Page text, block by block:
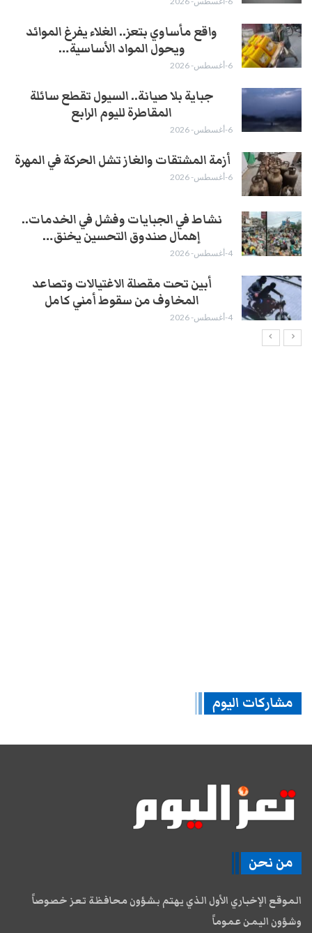
واقع مأساوي بتعز.. الغلاء يفرغ الموائد
ويحول المواد الأساسية…
6-أغسطس- 2026
جباية بلا صيانة.. السيول تقطع سائلة
المقاطرة لليوم الرابع
6-أغسطس- 2026
أزمة المشتقات والغاز تشل الحركة في المهرة ​
6-أغسطس- 2026
نشاط في الجبايات وفشل في الخدمات..
إهمال صندوق التحسين يخنق…
4-أغسطس- 2026
أبين تحت مقصلة الاغتيالات وتصاعد
المخاوف من سقوط أمني كامل
4-أغسطس- 2026
مشاركات اليوم
من نحن
الموقع الإخباري الأول الذي يهتم بشؤون محافظة تعز خصوصاً
وشؤون اليمن عموماً